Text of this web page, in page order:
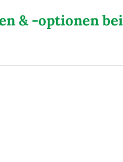
& -optionen